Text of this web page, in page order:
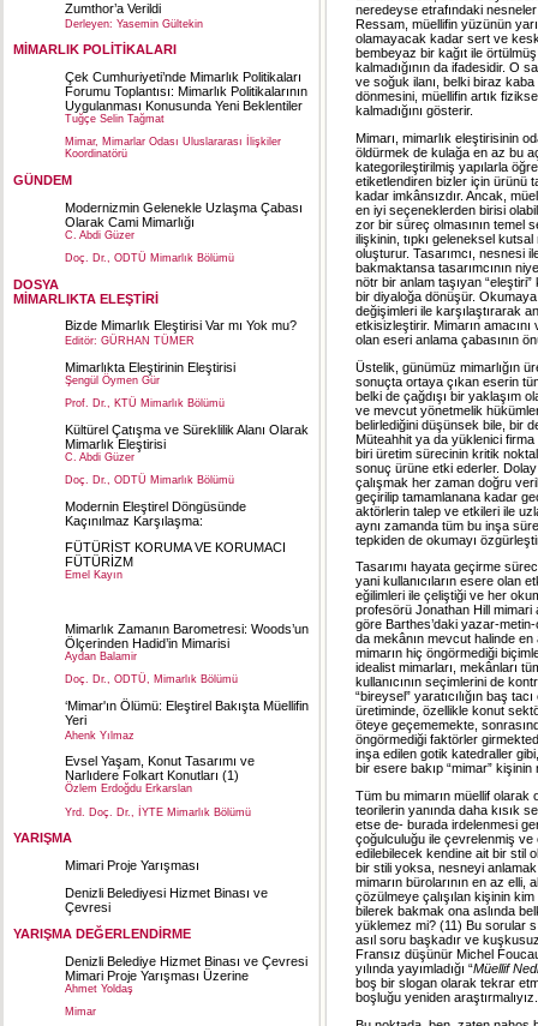
Zumthor’a Verildi
Derleyen: Yasemin Gültekin
MİMARLIK POLİTİKALARI
Çek Cumhuriyeti’nde Mimarlık Politikaları
Forumu Toplantısı: Mimarlık Politikalarının
Uygulanması Konusunda Yeni Beklentiler
Tuğçe Selin Tağmat
Mimar, Mimarlar Odası Uluslararası İlişkiler
Koordinatörü
GÜNDEM
Modernizmin Gelenekle Uzlaşma Çabası
Olarak Cami Mimarlığı
C. Abdi Güzer
Doç. Dr., ODTÜ Mimarlık Bölümü
DOSYA
MİMARLIKTA ELEŞTİRİ
Bizde Mimarlık Eleştirisi Var mı Yok mu?
Editör: GÜRHAN TÜMER
Mimarlıkta Eleştirinin Eleştirisi
Şengül Öymen Gür
Prof. Dr., KTÜ Mimarlık Bölümü
Kültürel Çatışma ve Süreklilik Alanı Olarak
Mimarlık Eleştirisi
C. Abdi Güzer
Doç. Dr., ODTÜ Mimarlık Bölümü
Modernin Eleştirel Döngüsünde
Kaçınılmaz Karşılaşma:
FÜTÜRİST KORUMA VE KORUMACI
FÜTÜRİZM
Emel Kayın
Mimarlık Zamanın Barometresi: Woods’un
Ölçerinden Hadid’in Mimarisi
Aydan Balamir
Doç. Dr., ODTÜ, Mimarlık Bölümü
‘Mimar'ın Ölümü: Eleştirel Bakışta Müellifin
Yeri
Ahenk Yılmaz
Evsel Yaşam, Konut Tasarımı ve
Narlıdere Folkart Konutları (1)
Özlem Erdoğdu Erkarslan
Yrd. Doç. Dr., İYTE Mimarlık Bölümü
YARIŞMA
Mimari Proje Yarışması
Denizli Belediyesi Hizmet Binası ve
Çevresi
YARIŞMA DEĞERLENDİRME
Denizli Belediye Hizmet Binası ve Çevresi
Mimari Proje Yarışması Üzerine
Ahmet Yoldaş
Mimar
neredeyse etrafındaki
Ressam, müellifin yüzünün
olamayacak kadar sert ve
bembeyaz bir kağıt ile
kalmadığının da ifadesidir. O
ve soğuk ilanı, belki biraz
dönmesini, müellifin artık
kalmadığını gösterir.
Mimarı, mimarlık eleştirisinin
öldürmek de kulağa en az bu
kategorileştirilmiş yapılarla
etiketlendiren bizler için ürünü
kadar imkânsızdır. Ancak,
en iyi seçeneklerden birisi
zor bir süreç olmasının temel
ilişkinin, tıpkı geleneksel
oluşturur. Tasarımcı, nesnesi
bakmaktansa tasarımcının
nötr bir anlam taşıyan
bir diyaloğa dönüşür. Okumaya
değişimleri ile karşılaştırarak
etkisizleştirir. Mimarın
olan eseri anlama çabasının
Üstelik, günümüz mimarlığın
sonuçta ortaya çıkan eserin
belki de çağdışı bir yaklaşım
ve mevcut yönetmelik
belirlediğini düşünsek bile, bir
Müteahhit ya da yüklenici
biri üretim sürecinin kritik
sonuç ürüne etki ederler.
çalışmak her zaman doğru
geçirilip tamamlanana kadar
aktörlerin talep ve etkileri ile
aynı zamanda tüm bu inşa
tepkiden de okumayı
Tasarımı hayata geçirme
yani kullanıcıların esere olan
eğilimleri ile çeliştiği ve her
profesörü Jonathan Hill mimari
göre Barthes’daki yazar-metin-
da mekânın mevcut halinde
mimarın hiç öngörmediği
idealist mimarları, mekânları
kullanıcının seçimlerini de
“bireysel” yaratıcılığın baş
üretiminde, özellikle konut
öteye geçememekte,
öngörmediği faktörler
inşa edilen gotik katedraller
bir esere bakıp “mimar”
Tüm bu mimarın müellif
teorilerin yanında daha kısık
etse de- burada irdelenmesi
çoğulculuğu ile çevrelenmiş ve
edilebilecek kendine ait bir stil
bir stili yoksa, nesneyi
mimarın bürolarının en az elli,
çözülmeye çalışılan kişinin
bilerek bakmak ona aslında
yüklemez mi? (11) Bu sorular
asıl soru başkadır ve
Fransız düşünür Michel
yılında yayımladığı “Müellif
boş bir slogan olarak tekrar
boşluğu yeniden